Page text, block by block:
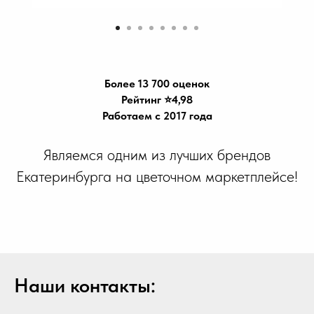
Более 13 700 оценок
Рейтинг ⭐️4,98
Работаем с 2017 года
Являемся одним из лучших брендов
Екатеринбурга на цветочном маркетплейсе!
Наши контакты: